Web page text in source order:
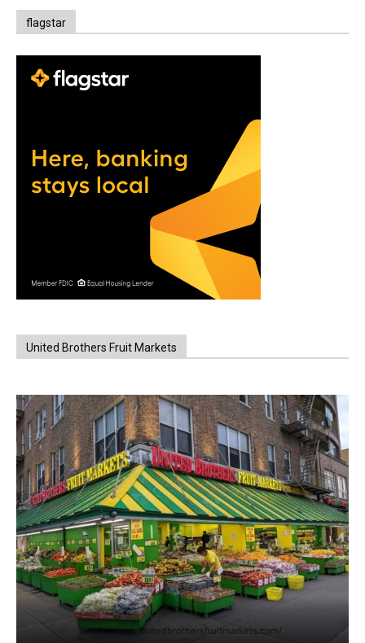
flagstar
United Brothers Fruit Markets
https://www.unitedbrothersfruitmarkets.com/